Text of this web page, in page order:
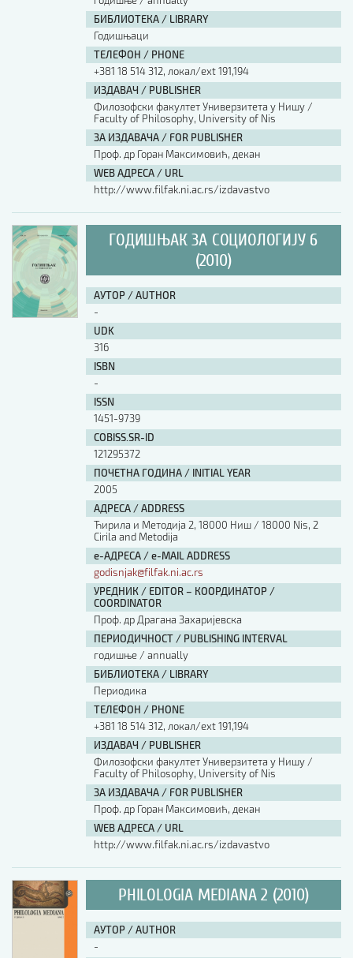
БИБЛИОТЕКА / LIBRARY
Годишњаци
ТЕЛЕФОН / PHONE
+381 18 514 312, локал/ext 191,194
ИЗДАВАЧ / PUBLISHER
Филозофски факултет Универзитета у Нишу /
Faculty of Philosophy, University of Nis
ЗА ИЗДАВАЧА / FOR PUBLISHER
Проф. др Горан Максимовић, декан
WEB АДРЕСА / URL
http://www.filfak.ni.ac.rs/izdavastvo
ГОДИШЊАК ЗА СОЦИОЛОГИЈУ 6
(2010)
АУТОР / AUTHOR
-
UDK
316
ISBN
-
ISSN
1451-9739
COBISS.SR-ID
121295372
ПОЧЕТНА ГОДИНА / INITIAL YEAR
2005
АДРЕСА / ADDRESS
Ћирила и Методија 2, 18000 Ниш / 18000 Nis, 2
Cirila and Metodija
е-АДРЕСА / e-MAIL ADDRESS
godisnjak@filfak.ni.ac.rs
УРЕДНИК / EDITOR – КООРДИНАТОР /
COORDINATOR
Проф. др Драгана Захаријевска
ПЕРИОДИЧНОСТ / PUBLISHING INTERVAL
годишње / annually
БИБЛИОТЕКА / LIBRARY
Периодика
ТЕЛЕФОН / PHONE
+381 18 514 312, локал/ext 191,194
ИЗДАВАЧ / PUBLISHER
Филозофски факултет Универзитета у Нишу /
Faculty of Philosophy, University of Nis
ЗА ИЗДАВАЧА / FOR PUBLISHER
Проф. др Горан Максимовић, декан
WEB АДРЕСА / URL
http://www.filfak.ni.ac.rs/izdavastvo
PHILOLOGIA MEDIANA 2 (2010)
АУТОР / AUTHOR
-